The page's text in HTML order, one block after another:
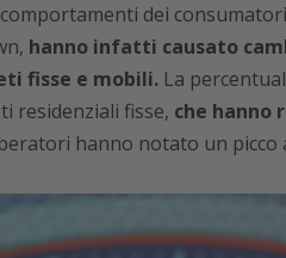
dei
hanno infatti causato
fisse e mobili.La
residenziali fisse, che hanno
hanno notato un picco